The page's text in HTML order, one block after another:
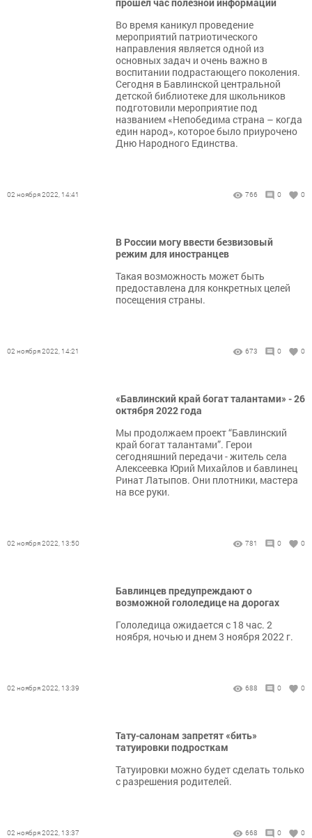
​​​​​​​Во время каникул проведение
мероприятий патриотического
направления является одной из
основных задач и очень важно в
воспитании подрастающего поколения.
Сегодня в Бавлинской центральной
детской библиотеке для школьников
подготовили мероприятие под
названием «Непобедима страна – когда
един народ», которое было приурочено
Дню Народного Единства.
02 ноября 2022, 14:41 766 0 0
В России могу ввести безвизовый
режим для иностранцев
Такая возможность может быть
предоставлена для конкретных целей
посещения страны.
02 ноября 2022, 14:21 673 0 0
«Бавлинский край богат талантами» - 26
октября 2022 года
Мы продолжаем проект “Бавлинский
край богат талантами”. Герои
сегодняшний передачи - житель села
Алексеевка Юрий Михайлов и бавлинец
Ринат Латыпов. Они плотники, мастера
на все руки.
02 ноября 2022, 13:50 781 0 0
Бавлинцев предупреждают о
возможной гололедице на дорогах
​​​​​​​Гололедица ожидается с 18 час. 2
ноября, ночью и днем 3 ноября 2022 г.
02 ноября 2022, 13:39 688 0 0
Тату-салонам запретят «бить»
татуировки подросткам
​​​​​​​Татуировки можно будет сделать только
с разрешения родителей.
02 ноября 2022, 13:37 668 0 0